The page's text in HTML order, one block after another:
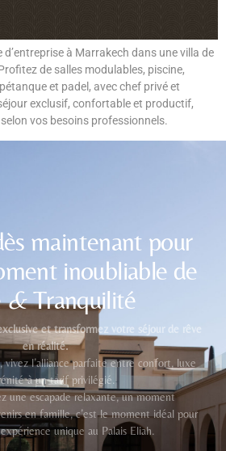
à Marrakech dans une villa de
de salles modulables, piscine,
et padel, avec chef privé et
exclusif, confortable et productif,
vos besoins professionnels.
maintenant pour
inoubliable de
&Tranquilité
et transformez votre séjour de rêve
en réalité.
l’alliance parfaite entre confort, luxe
à un tarif privilégié.
une escapade relaxante, un moment
en famille, c’est le moment idéal pour
unique au Palais Eliah.